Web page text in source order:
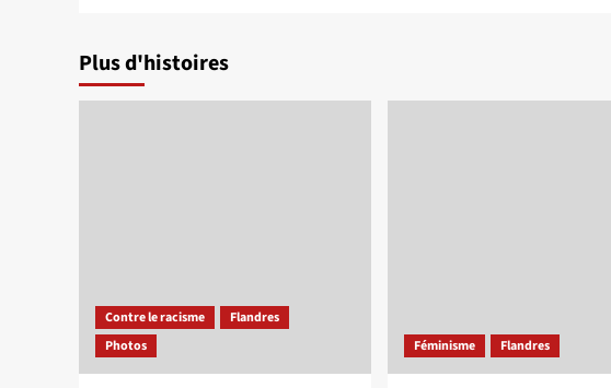
Plus d'histoires
Contre le racisme
Flandres
Photos
Féminisme Flandres